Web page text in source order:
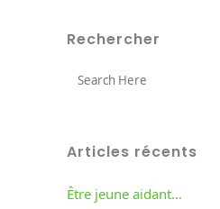
Rechercher
Articles récents
Être jeune aidant…